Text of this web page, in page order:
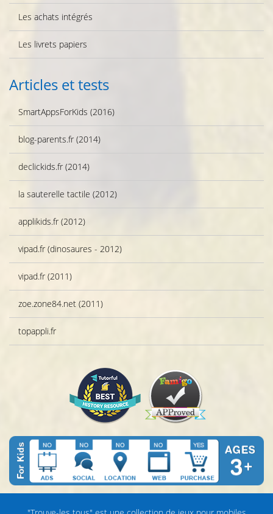
Les achats intégrés
Les livrets papiers
Articles et tests
SmartAppsForKids (2016)
blog-parents.fr (2014)
declickids.fr (2014)
la sauterelle tactile (2012)
applikids.fr (2012)
vipad.fr (dinosaures - 2012)
vipad.fr (2011)
zoe.zone84.net (2011)
topappli.fr